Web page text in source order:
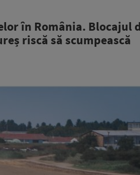
în România. Blocajul
riscă să scumpească